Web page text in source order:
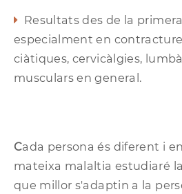
Resultats des de la
especialment en
ciàtiques, cervicàlgies,
musculars en general.
Cada persona és diferent i
mateixa malaltia estudiaré
que millor s'adaptin a la